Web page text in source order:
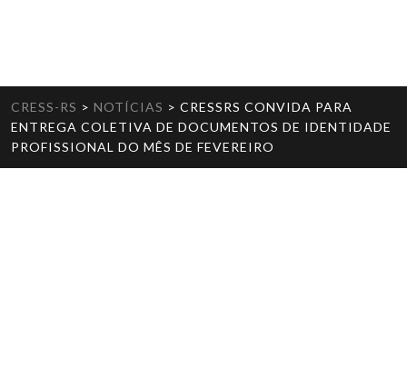
CRESS-RS > NOTÍCIAS > CRESSRS CONVIDA PARA
ENTREGA COLETIVA DE DOCUMENTOS DE IDENTIDADE
PROFISSIONAL DO MÊS DE FEVEREIRO